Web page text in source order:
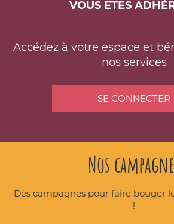
VOUS ETES
Accédez à votre espace et
nos services
SE CONNECTER
Nos
Des campagnes pour faire bouger
!